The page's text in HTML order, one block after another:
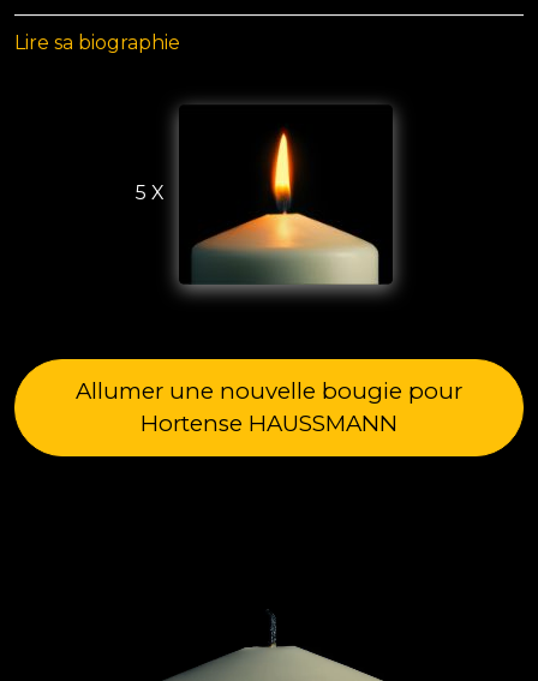
Lire sa biographie
5 X
Allumer une nouvelle bougie pour
Hortense HAUSSMANN